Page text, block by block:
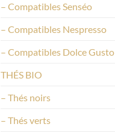
– Compatibles Senséo
– Compatibles Nespresso
– Compatibles Dolce Gusto
THÉS BIO
– Thés noirs
– Thés verts